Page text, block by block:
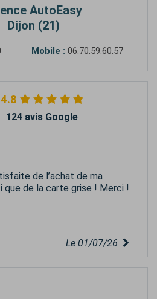
AutoEasy
Dijon (21)
Mobile : 06.70.59.60.57
4.8
124 avis Google
de l’achat de ma
que de la carte grise ! Merci !
Le 01/07/26